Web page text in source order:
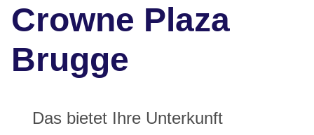
Crowne Plaza
Brugge
Das bietet Ihre Unterkunft